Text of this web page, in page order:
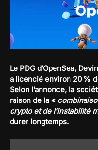
Le PDG d’OpenSea,
a licencié environ 20 %
Selon l’annonce, la
raison de la «
crypto et de l’instabilité
durer longtemps.